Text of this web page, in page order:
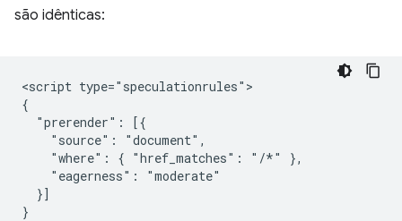
são idênticas:
<script type="speculationrules">
{
  "prerender": [{
    "source": "document",
    "where": { "href_matches": "/*" },
    "eagerness": "moderate"
  }]
}